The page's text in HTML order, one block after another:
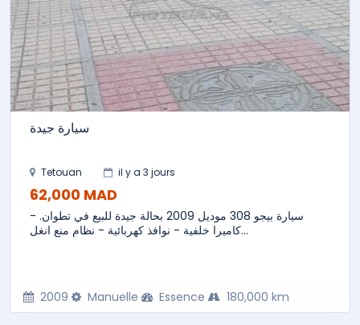
سيارة جيدة
Tetouan il y a 3 jours
62,000 MAD
سيارة بيجو 308 موديل 2009 بحالة جيدة للبيع في تطوان. -
كاميرا خلفية - نوافذ كهربائية - نظام منع انغل...
2009 Manuelle Essence 180,000 km